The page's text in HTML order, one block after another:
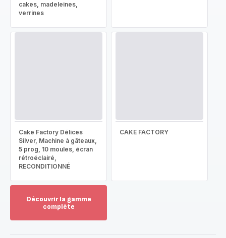
cakes, madeleines,
verrines
Cake Factory Délices
Silver, Machine à gâteaux,
5 prog, 10 moules, écran
rétroéclairé,
RECONDITIONNÉ
CAKE FACTORY
Découvrir la gamme
complète